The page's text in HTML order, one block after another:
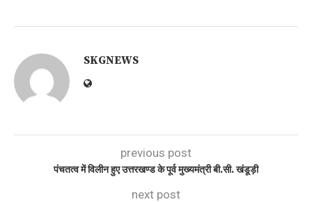
SKGNEWS
previous post
पंचतत्व में विलीन हुए उत्तरखण्ड के पूर्व मुख्यमंत्री बी.सी. खंडूड़ी
next post